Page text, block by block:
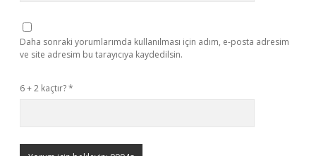
Daha sonraki yorumlarımda kullanılması için adım, e-posta adresim
ve site adresim bu tarayıcıya kaydedilsin.
6 + 2 kaçtır?*